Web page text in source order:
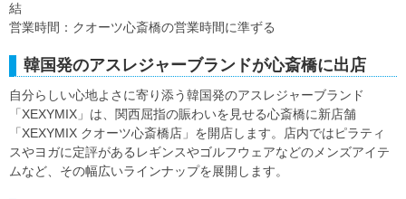
結
営業時間：クオーツ心斎橋の営業時間に準ずる
韓国発のアスレジャーブランドが心斎橋に出店
自分らしい心地よさに寄り添う韓国発のアスレジャーブランド
「XEXYMIX」は、関西屈指の賑わいを見せる心斎橋に新店舗
「XEXYMIX クオーツ心斎橋店」を開店します。店内ではピラティ
スやヨガに定評があるレギンスやゴルフウェアなどのメンズアイテ
ムなど、その幅広いラインナップを展開します。